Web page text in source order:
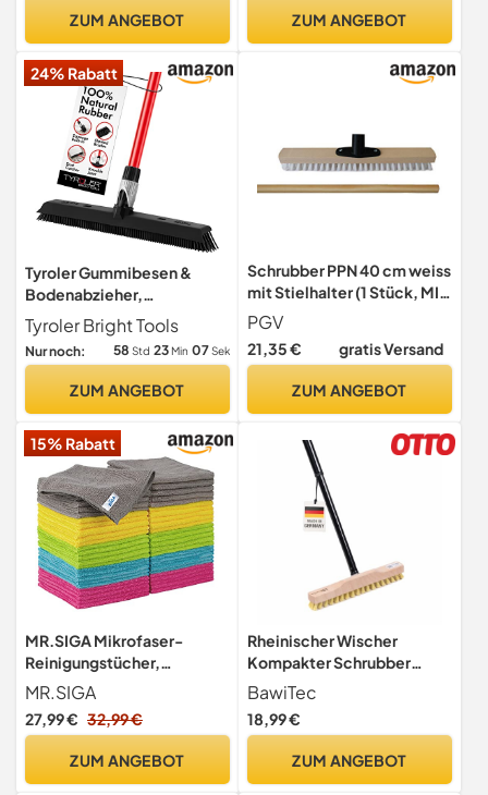
ZUM ANGEBOT ZUM ANGEBOT
24% Rabatt
Tyroler Gummibesen &
Bodenabzieher,
Kehrbesen-Kopf aus 100%
Naturgummi 41cm
Tyroler Bright Tools
Nur noch: 58 Std 23Min 06Sek
ZUM ANGEBOT
Schrubber PPN 40 cm weiss
mit Stielhalter (1 Stück, MIT
Stiel)
PGV
21,35 € gratis Versand
ZUM ANGEBOT
15% Rabatt
MR.SIGA Mikrofaser-
Reinigungstücher,
Allzweck-
Reinigungstücher, 50er-
Pack
MR.SIGA
27,99 € 32,99 €
ZUM ANGEBOT
Rheinischer Wischer
Kompakter Schrubber
28cm mit Teleskopstiel
Stiel 130cm
BawiTec
18,99 €
ZUM ANGEBOT